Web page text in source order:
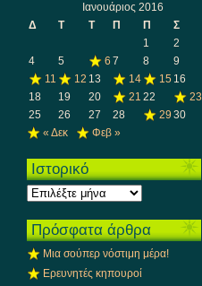
Ιανουάριος 2016
Δ
Τ Τ Π Π Σ
1
2
4
5 6 7 8 9
11
12 13 14 15 16
18
19 20 21 22 23
25
26 27 28 29 30
« Δεκ
Φεβ »
Ιστορικό
Ιστορικό
Πρόσφατα άρθρα
Μια σούπερ νόστιμη μέρα!
Ερευνητές κηπουροί